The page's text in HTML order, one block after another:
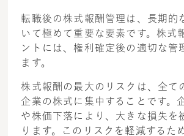
転職後の株式報酬管理は、長期的
いて極めて重要な要素です。株式
ントには、権利確定後の適切な管
ます。
株式報酬の最大のリスクは、全て
企業の株式に集中することです。
や株価下落により、大きな損失を
ります。このリスクを軽減するた